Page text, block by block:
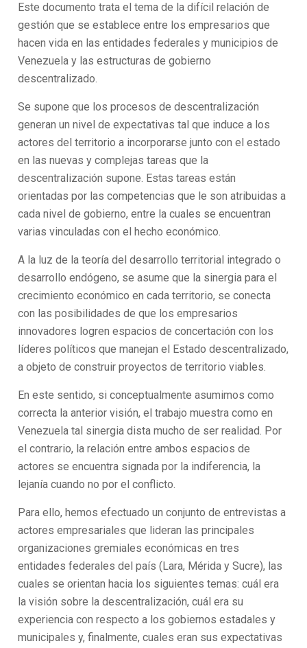
Este documento trata el tema de la difícil relación de
gestión que se establece entre los empresarios que
hacen vida en las entidades federales y municipios de
Venezuela y las estructuras de gobierno
descentralizado.
Se supone que los procesos de descentralización
generan un nivel de expectativas tal que induce a los
actores del territorio a incorporarse junto con el estado
en las nuevas y complejas tareas que la
descentralización supone. Estas tareas están
orientadas por las competencias que le son atribuidas a
cada nivel de gobierno, entre la cuales se encuentran
varias vinculadas con el hecho económico.
A la luz de la teoría del desarrollo territorial integrado o
desarrollo endógeno, se asume que la sinergia para el
crecimiento económico en cada territorio, se conecta
con las posibilidades de que los empresarios
innovadores logren espacios de concertación con los
líderes políticos que manejan el Estado descentralizado,
a objeto de construir proyectos de territorio viables.
En este sentido, si conceptualmente asumimos como
correcta la anterior visión, el trabajo muestra como en
Venezuela tal sinergia dista mucho de ser realidad. Por
el contrario, la relación entre ambos espacios de
actores se encuentra signada por la indiferencia, la
lejanía cuando no por el conflicto.
Para ello, hemos efectuado un conjunto de entrevistas a
actores empresariales que lideran las principales
organizaciones gremiales económicas en tres
entidades federales del país (Lara, Mérida y Sucre), las
cuales se orientan hacia los siguientes temas: cuál era
la visión sobre la descentralización, cuál era su
experiencia con respecto a los gobiernos estadales y
municipales y, finalmente, cuales eran sus expectativas